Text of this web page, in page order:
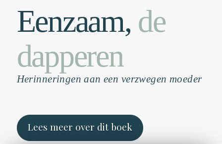
Eenzaam, de
dapperen
Herinneringen aan een verzwegen moeder
Lees meer over dit boek